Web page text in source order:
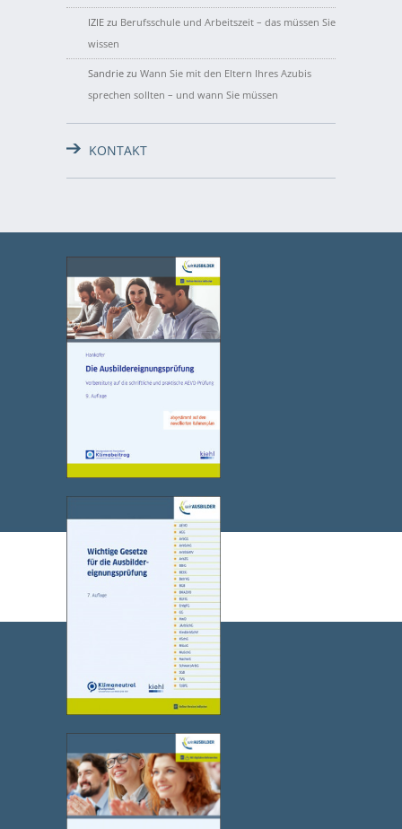
IZIE zu Berufsschule und Arbeitszeit – das müssen Sie
wissen
Sandrie zu Wann Sie mit den Eltern Ihres Azubis
sprechen sollten – und wann Sie müssen
KONTAKT